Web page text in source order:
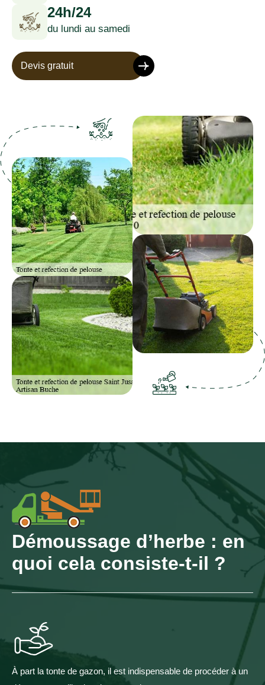
24h/24
du lundi au samedi
Devis gratuit
Démoussage d’herbe : en
quoi cela consiste-t-il ?
À part la tonte de gazon, il est indispensable de procéder à un